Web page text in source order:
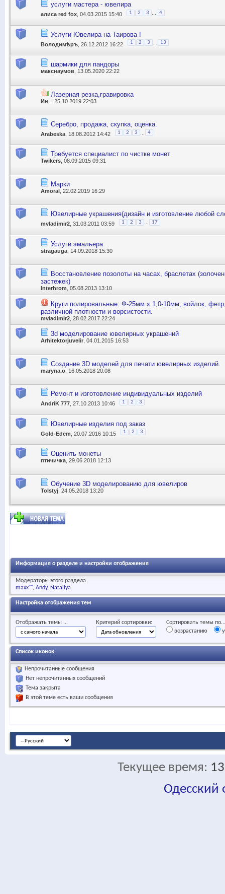
услуги мастера - ювелира
алиса red fox , 04.03.2015 15:40 1 2 3 4
Услуги Ювелира на Таирова !
Володимѣръ , 26.12.2012 16:22 1 2 3 13
шармики для пандоры
макснаумов , 13.05.2020 22:22
Лазерная резка,гравировка
Ин_ , 25.10.2019 22:03
Серебро, продажа, скупка, оценка.
Arabeska , 18.08.2012 14:42 1 2 3 4
Требуется специалист по чистке монет
Twikers, 08.09.2015 09:31
Марки
Amoral , 22.02.2019 16:29
Ювелирные украшения(дизайн и изготовление любой
mvladimir2 , 31.03.2011 03:59 1 2 3 17
Услуги эмальера.
stragauga , 14.09.2018 15:30
Восстановление позолоты на часах, браслетах
застежек)
Interhrom , 05.08.2013 13:10
Круги полировальные: Ф-25мм х 1,0-10мм, войлок,
различной плотности и ворсистости.
mvladimir2 , 28.02.2017 22:24
3d моделирование ювелирных украшений
Arhitektorjuvelir , 04.01.2015 16:53
Создание 3D моделей для печати ювелирных изделий.
maryna.o , 16.05.2018 20:08
Ремонт и изготовление индивидуальных изделий
AndriK 777 , 27.10.2013 10:46 1 2 3
Ювелирные изделия под заказ
Gold-Edem , 20.07.2016 10:15 1 2 3
Оценить монеты
птичичка , 29.06.2018 12:13
Обучение 3D моделированию для ювелиров
Tolstyj , 24.05.2018 13:20
Информация о разделе и настройки отображения
Модераторы этого раздела
maxx™ Andy Natallya
Настройка отображения тем
Отображать темы ... Критерий сортировки:
Сортировать темы по...
возрастанию
Список иконок
Непрочитанные сообщения
Нет непрочитанных сообщений
Тема закрыта
В этой теме есть ваши сообщения
Текущее время:
Одесский